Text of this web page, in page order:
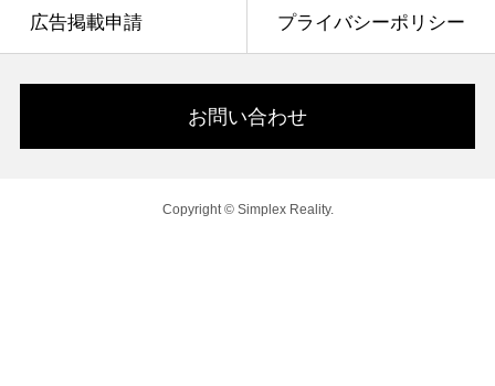
広告掲載申請 プライバシーポリシー
お問い合わせ
Copyright © Simplex Reality.